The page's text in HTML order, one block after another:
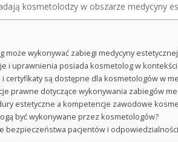
kosmetolodzy w obszarze medycyny
może wykonywać zabiegi medycyny
i uprawnienia posiada kosmetolog w
i certyfikaty są dostępne dla kosmetologów w
prawne dotyczące wykonywania zabiegów
estetyczne a kompetencje zawodowe
być wykonywane przez kosmetologów?
bezpieczeństwa pacjentów i